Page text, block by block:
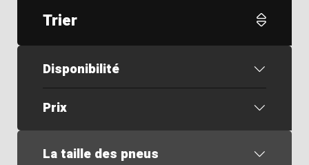
Trier
Disponibilité
Prix
La taille des pneus